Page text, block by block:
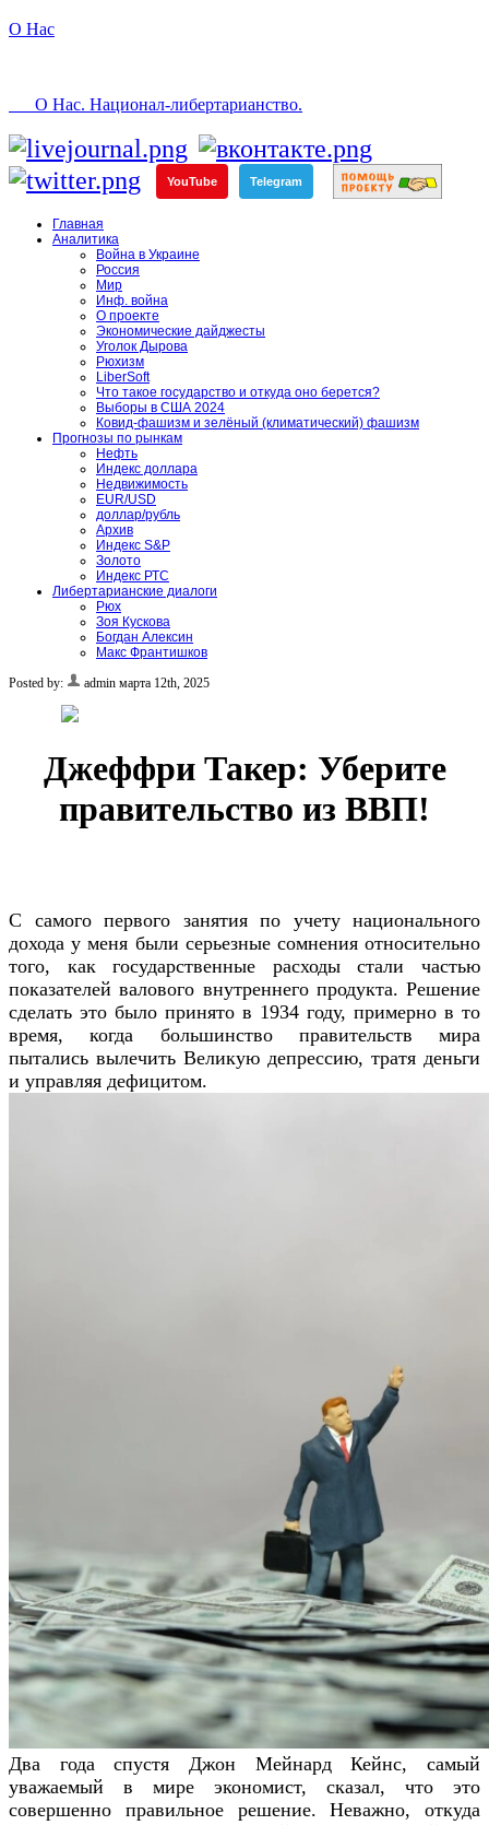
О Нас
О Нас. Национал-либертарианство.
YouTube Telegram
Главная
Аналитика
Война в Украине
Россия
Мир
Инф. война
О проекте
Экономические дайджесты
Уголок Дырова
Рюхизм
LiberSoft
Что такое государство и откуда оно берется?
Выборы в США 2024
Ковид-фашизм и зелёный (климатический) фашизм
Прогнозы по рынкам
Нефть
Индекс доллара
Недвижимость
EUR/USD
доллар/рубль
Архив
Индекс S&P
Золото
Индекс РТС
Либертарианские диалоги
Рюх
Зоя Кускова
Богдан Алексин
Макс Франтишков
Posted by:
admin марта 12th, 2025
Джеффри Такер: Уберите
правительство из ВВП!
С самого первого занятия по учету национального
дохода у меня были серьезные сомнения относительно
того, как государственные расходы стали частью
показателей валового внутреннего продукта. Решение
сделать это было принято в 1934 году, примерно в то
время, когда большинство правительств мира
пытались вылечить Великую депрессию, тратя деньги
и управляя дефицитом.
Два года спустя Джон Мейнард Кейнс, самый
уважаемый в мире экономист, сказал, что это
совершенно правильное решение. Неважно, откуда